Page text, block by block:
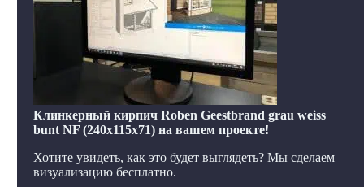
Клинкерный кирпич Roben Geestbrand grau weiss
bunt NF (240x115x71) на вашем проекте!
Хотите увидеть, как это будет выглядеть? Мы сделаем
визуализацию бесплатно.